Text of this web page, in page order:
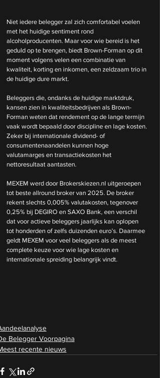
Niet iedere belegger zal zich comfortabel voelen
met het huidige sentiment rond
alcoholproducenten. Maar voor wie bereid is het
geduld op te brengen, biedt Brown-Forman op dit
moment volgens velen een combinatie van
kwaliteit, korting en inkomen, een zeldzaam trio in
de huidige dure markt.
Beleggers die, ondanks de huidige marktdruk,
kansen zien in kwaliteitsbedrijven als Brown-
Forman weten dat rendement op de lange termijn
vaak wordt bepaald door discipline en lage kosten.
Zeker bij internationale dividend- of
consumentenaandelen kunnen hoge
valutamarges en transactiekosten het
nettoresultaat aantasten.
MEXEM werd door Brokerskiezen.nl uitgeroepen
tot beste allround broker van 2025. De broker
rekent slechts 0,005% valutakosten, tegenover
0,25% bij DEGIRO en SAXO Bank, een verschil
dat voor actieve beleggers jaarlijks kan oplopen
tot honderden of zelfs duizenden euro’s. Daarmee
geldt MEXEM voor veel beleggers als de meest
complete keuze voor wie lage kosten en
internationale spreiding belangrijk vindt.
Belegger Voorpagina
recente nieuws